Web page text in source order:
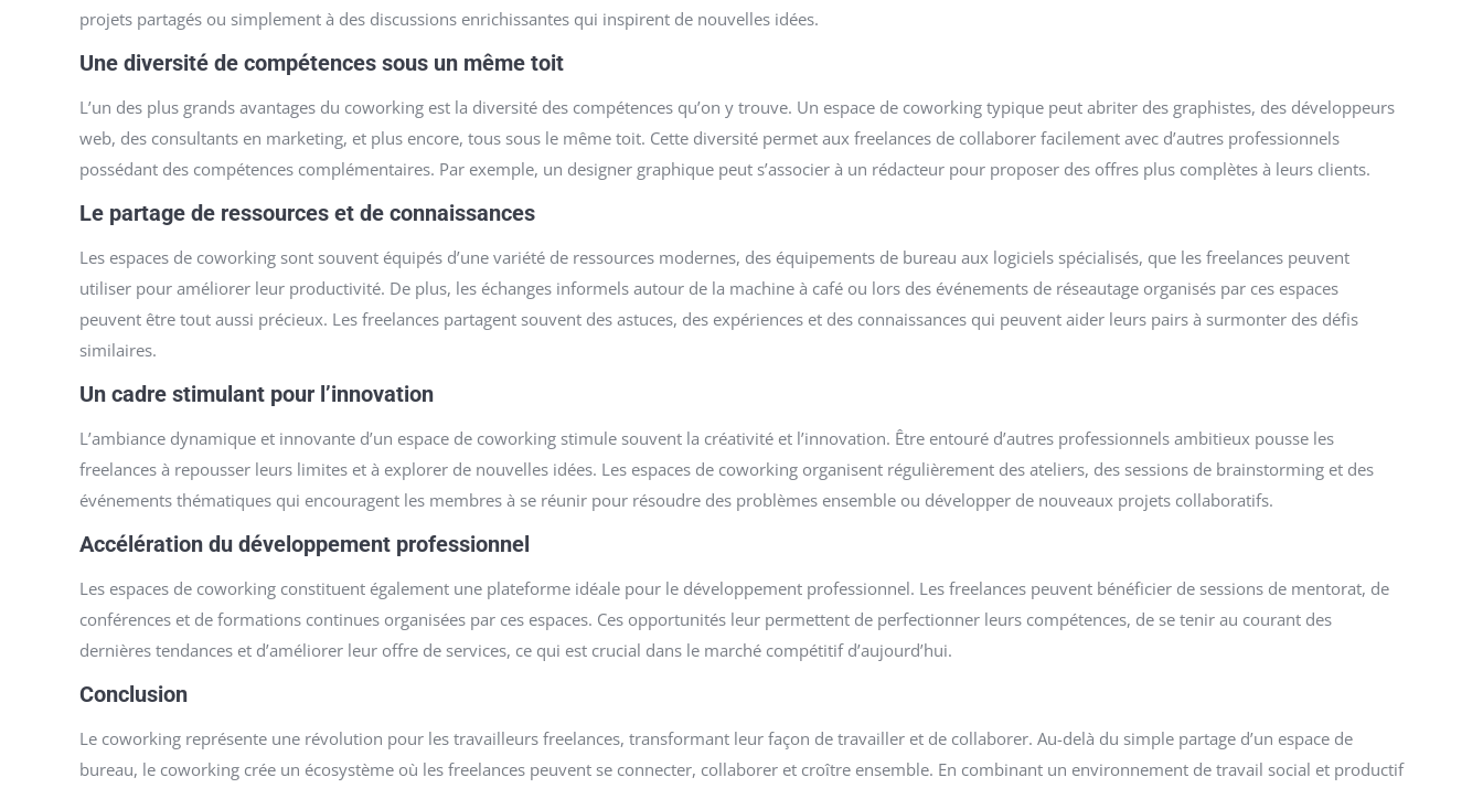
projets partagés ou simplement à des discussions enrichissantes qui inspirent de nouvelles idées.
Une diversité de compétences sous un même toit
L’un des plus grands avantages du coworking est la diversité des compétences qu’on y trouve. Un espace de coworking typique peut abriter des graphistes, des développeurs
web, des consultants en marketing, et plus encore, tous sous le même toit. Cette diversité permet aux freelances de collaborer facilement avec d’autres professionnels
possédant des compétences complémentaires. Par exemple, un designer graphique peut s’associer à un rédacteur pour proposer des offres plus complètes à leurs clients.
Le partage de ressources et de connaissances
Les espaces de coworking sont souvent équipés d’une variété de ressources modernes, des équipements de bureau aux logiciels spécialisés, que les freelances peuvent
utiliser pour améliorer leur productivité. De plus, les échanges informels autour de la machine à café ou lors des événements de réseautage organisés par ces espaces
peuvent être tout aussi précieux. Les freelances partagent souvent des astuces, des expériences et des connaissances qui peuvent aider leurs pairs à surmonter des défis
similaires.
Un cadre stimulant pour l’innovation
L’ambiance dynamique et innovante d’un espace de coworking stimule souvent la créativité et l’innovation. Être entouré d’autres professionnels ambitieux pousse les
freelances à repousser leurs limites et à explorer de nouvelles idées. Les espaces de coworking organisent régulièrement des ateliers, des sessions de brainstorming et des
événements thématiques qui encouragent les membres à se réunir pour résoudre des problèmes ensemble ou développer de nouveaux projets collaboratifs.
Accélération du développement professionnel
Les espaces de coworking constituent également une plateforme idéale pour le développement professionnel. Les freelances peuvent bénéficier de sessions de mentorat, de
conférences et de formations continues organisées par ces espaces. Ces opportunités leur permettent de perfectionner leurs compétences, de se tenir au courant des
dernières tendances et d’améliorer leur offre de services, ce qui est crucial dans le marché compétitif d’aujourd’hui.
Conclusion
Le coworking représente une révolution pour les travailleurs freelances, transformant leur façon de travailler et de collaborer. Au-delà du simple partage d’un espace de
bureau, le coworking crée un écosystème où les freelances peuvent se connecter, collaborer et croître ensemble. En combinant un environnement de travail social et productif